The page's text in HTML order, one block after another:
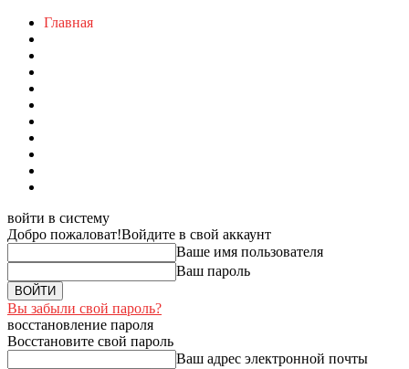
Главная
войти в систему
Добро пожаловат!Войдите в свой аккаунт
Ваше имя пользователя
Ваш пароль
Вы забыли свой пароль?
восстановление пароля
Восстановите свой пароль
Ваш адрес электронной почты